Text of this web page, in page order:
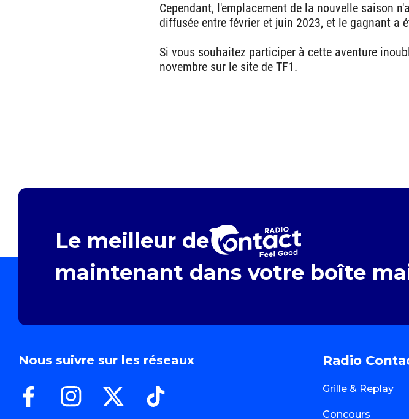
Cependant, l'emplacement de la nouvelle saison
diffusée entre février et juin 2023, et le gagnant a
Si vous souhaitez participer à cette aventure
novembre sur le site de TF1.
Le meilleur de
maintenant dans votre boîte
Nous suivre sur les réseaux Radio
Grille & Replay
Concours